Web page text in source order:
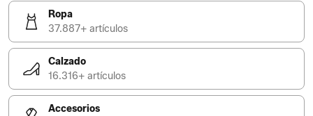
Ropa
37.887+ artículos
Calzado
16.316+ artículos
Accesorios